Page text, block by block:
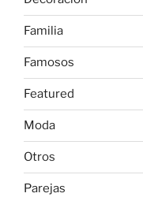
Familia
Famosos
Featured
Moda
Otros
Parejas